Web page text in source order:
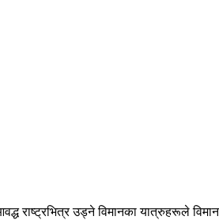
राष्ट्रभित्र उड्ने विमानका यात्रुहरूले